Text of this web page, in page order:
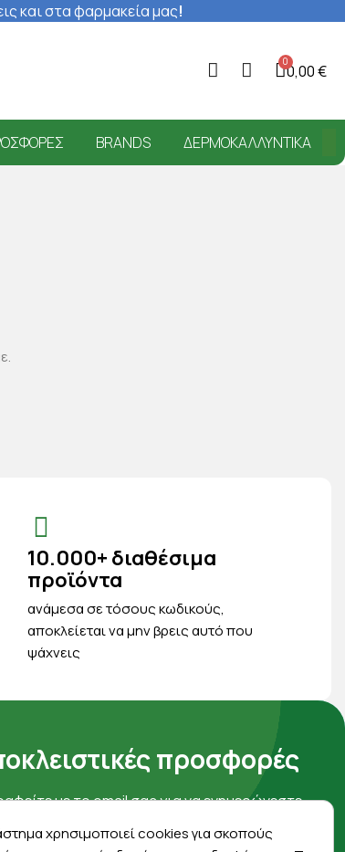
και στα φαρμακεία μας!
0,00 €
BRANDS ΔΕΡΜΟΚΑΛΛΥΝΤΙΚΆ
10.000+ διαθέσιμα
προϊόντα
ανάμεσα σε τόσους κωδικούς,
αποκλείεται να μην βρεις αυτό που
ψάχνεις
προσφορές
με το email σας για να ενημερώνεστε
για προσφορές, διαγωνισμούς,
κωδικούς και μοναδικά δώρα!
χρησιμοποιεί cookies για σκοπούς